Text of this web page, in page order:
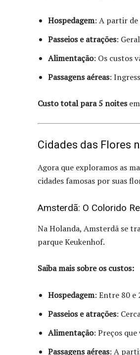
Hospedagem: A partir de
Passeios e atrações:
Alimentação: Os custos
Passagens aéreas:
Custo total para 5 noites
Cidades das Flores
Agora que exploramos as
cidades famosas por suas
Amsterdã: O Colorido
Na Holanda, Amsterdã se
parque Keukenhof.
Saiba mais sobre os custos:
Hospedagem: Entre 80 e
Passeios e atrações:
Alimentação: Preços que
Passagens aéreas: A